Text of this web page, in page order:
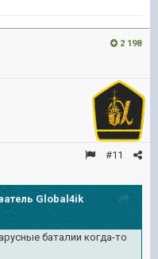
2 198
#11
Global4ik
баталии когда-то